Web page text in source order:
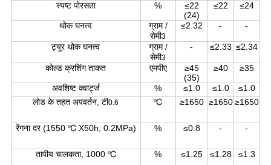
स्पष्ट पोरसता
%
≤22
(24)
≤22 ≤24
थोक घनत्व
ग्राम /
सेमी3
≤2.32 - -
ट्यूर थोक घनत्व
ग्राम /
सेमी3
- ≤2.33 ≤2.34
कोल्ड क्रशिंग ताकत एमपीए
≥45
(35)
≥40 ≥35
अवशिष्ट क्वार्ट्ज % ≤1.0 ≤1.0
≤1.0
लोड के तहत अपवर्तन, टी0.6 ℃ ≥1650 ≥1650≥1650
रेंगना दर (1550 ℃ X50h, 0.2MPa) % ≤0.8 - -
तापीय चालकता, 1000 ℃ % ≤1.25 ≤1.28 ≤1.3